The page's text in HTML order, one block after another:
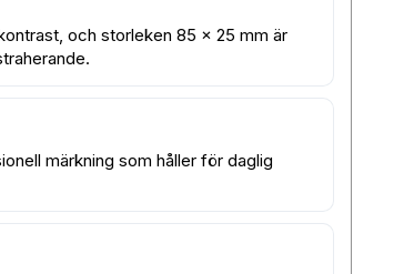
och storleken 85 x 25 mm är
märkning som håller för daglig